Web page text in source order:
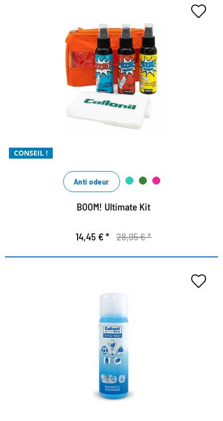
CONSEIL !
Ultimate Kit - exclusif à notre
boutique
Nettoyage, fraîcheur et protection sans compromis
avec des ingrédients naturels
Anti odeur
BOOM! Ultimate Kit
14,45 € * 28,95 € *
Détergent spécial pour textiles
de fonction
Nettoyage de la profondeur écologique basé sur la
conception de sucre renouvelable
Formule d'hygiène contre les odeurs désagréables